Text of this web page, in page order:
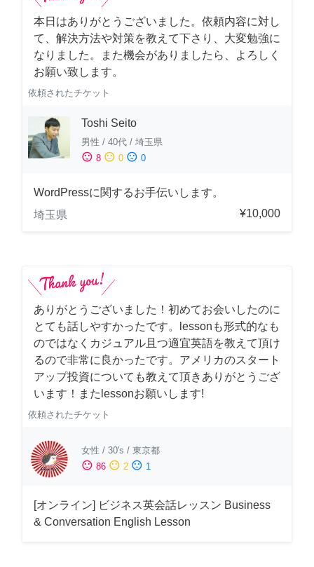
本日はありがとうございました。依頼内容に対し
て、解決方法や対策を教えて下さり、大変勉強に
なりました。また機会がありましたら、よろしく
お願い致します。
依頼されたチケット
Toshi Seito
男性 / 40代 / 埼玉県
sentiment_satisfied 8 sentiment_neutral 0 sentiment_dissatisfied 0
WordPressに関するお手伝いします。
埼玉県
¥10,000
ありがとうございました！初めてお会いしたのに
とても話しやすかったです。lessonも形式的なも
のではなくカジュアル且つ適宜英語を教えて頂け
るので非常に良かったです。アメリカのスタート
アップ投資についても教えて頂きありがとうござ
います！またlessonお願いします!
依頼されたチケット
女性 / 30's / 東京都
sentiment_satisfied 86 sentiment_neutral 2 sentiment_dissatisfied 1
[オンライン] ビジネス英会話レッスン Business
& Conversation English Lesson